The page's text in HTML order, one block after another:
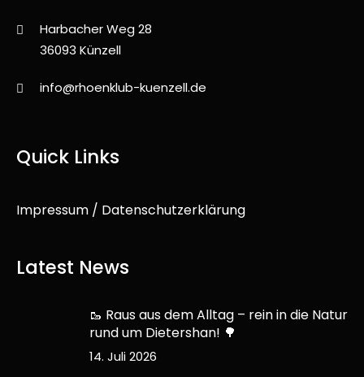
Harbacher Weg 28
36093 Künzell
info@rhoenklub-kuenzell.de
Quick Links
Impressum / Datenschutzerklärung
Latest News
🥾 Raus aus dem Alltag – rein in die Natur
rund um Dietershan! 🌳
14. Juli 2026